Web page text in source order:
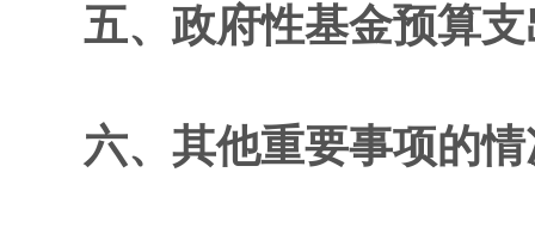
五、政府性基金预算
六、其他重要事项的